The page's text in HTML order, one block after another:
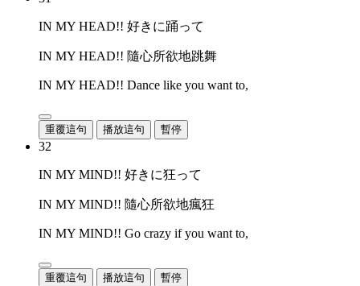
IN MY HEAD!! 好きに踊って
IN MY HEAD!! 隨心所欲地跳舞
IN MY HEAD!! Dance like you want to,
重覆這句 播放這句 暫停
32
IN MY MIND!! 好きに狂って
IN MY MIND!! 隨心所欲地瘋狂
IN MY MIND!! Go crazy if you want to,
重覆這句 播放這句 暫停